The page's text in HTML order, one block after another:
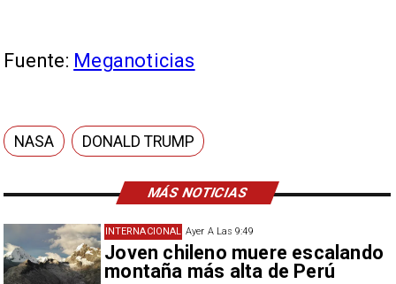
MÁS NOTICIAS
Ayer A Las 9:49
Joven chileno muere escalando
montaña más alta de Perú
INTERNACIONAL
Fuente: Meganoticias
NASA DONALD TRUMP